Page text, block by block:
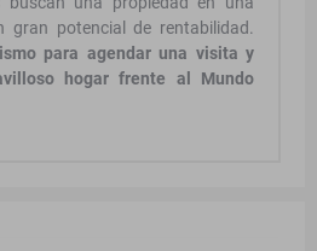
gran potencial de rentabilidad.
para agendar una visita y
hogar frente al Mundo